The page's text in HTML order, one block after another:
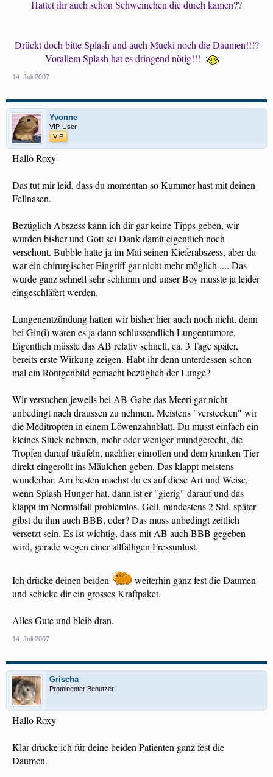
Hattet ihr auch schon Schweinchen die durch kamen??
Drückt doch bitte Splash und auch Mucki noch die Daumen!!!?
Vorallem Splash hat es dringend nötig!!!
14. Juli 2007
Yvonne
VIP-User
VIP
Hallo Roxy
Das tut mir leid, dass du momentan so Kummer hast mit deinen
Fellnasen.
Bezüglich Abszess kann ich dir gar keine Tipps geben, wir
wurden bisher und Gott sei Dank damit eigentlich noch
verschont. Bubble hatte ja im Mai seinen Kieferabszess, aber da
war ein chirurgischer Eingriff gar nicht mehr möglich .... Das
wurde ganz schnell sehr schlimm und unser Boy musste ja leider
eingeschläfert werden.
Lungenentzündung hatten wir bisher hier auch noch nicht, denn
bei Gin(i) waren es ja dann schlussendlich Lungentumore.
Eigentlich müsste das AB relativ schnell, ca. 3 Tage später,
bereits erste Wirkung zeigen. Habt ihr denn unterdessen schon
mal ein Röntgenbild gemacht bezüglich der Lunge?
Wir versuchen jeweils bei AB-Gabe das Meeri gar nicht
unbedingt nach draussen zu nehmen. Meistens "verstecken" wir
die Meditropfen in einem Löwenzahnblatt. Du musst einfach ein
kleines Stück nehmen, mehr oder weniger mundgerecht, die
Tropfen darauf träufeln, nachher einrollen und dem kranken Tier
direkt eingerollt ins Mäulchen geben. Das klappt meistens
wunderbar. Am besten machst du es auf diese Art und Weise,
wenn Splash Hunger hat, dann ist er "gierig" darauf und das
klappt im Normalfall problemlos. Gell, mindestens 2 Std. später
gibst du ihm auch BBB, oder? Das muss unbedingt zeitlich
versetzt sein. Es ist wichtig, dass mit AB auch BBB gegeben
wird, gerade wegen einer allfälligen Fressunlust.
Ich drücke deinen beiden
weiterhin ganz fest die Daumen
und schicke dir ein grosses Kraftpaket.
Alles Gute und bleib dran.
14. Juli 2007
Grischa
Prominenter Benutzer
Hallo Roxy
Klar drücke ich für deine beiden Patienten ganz fest die
Daumen.